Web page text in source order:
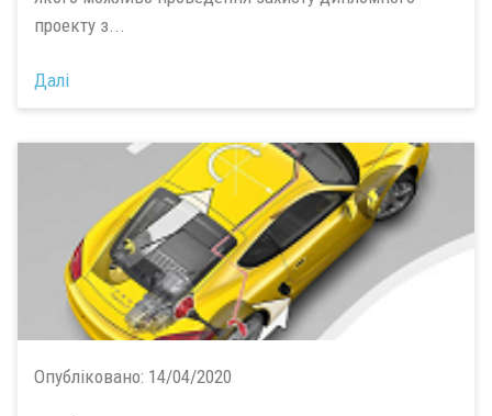
проекту з...
Далі
Опубліковано: 14/04/2020